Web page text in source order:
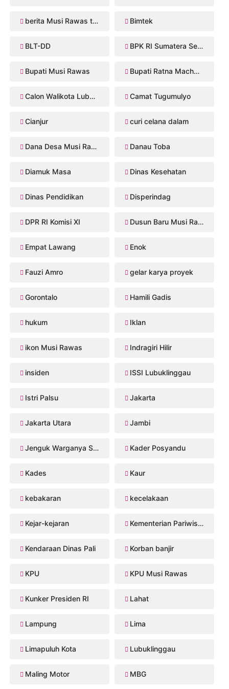
berita Musi Rawas terbaru Bimtek
BLT-DD BPK RI Sumatera Selatan
Bupati Musi Rawas Bupati Ratna Machmud
Calon Walikota Lubuklinggau Camat Tugumulyo
Cianjur curi celana dalam
Dana Desa Musi Rawas Danau Toba
Diamuk Masa Dinas Kesehatan
Dinas Pendidikan Disperindag
DPR RI Komisi XI Dusun Baru Musi Rawas
Empat Lawang Enok
Fauzi Amro gelar karya proyek
Gorontalo Hamili Gadis
hukum Iklan
ikon Musi Rawas Indragiri Hilir
insiden ISSI Lubuklinggau
Istri Palsu Jakarta
Jakarta Utara Jambi
Jenguk Warganya Sakit Kader Posyandu
Kades Kaur
kebakaran kecelakaan
Kejar-kejaran Kementerian Pariwisata
Kendaraan Dinas Pali Korban banjir
KPU KPU Musi Rawas
Kunker Presiden RI Lahat
Lampung Lima
Limapuluh Kota Lubuklinggau
Maling Motor MBG